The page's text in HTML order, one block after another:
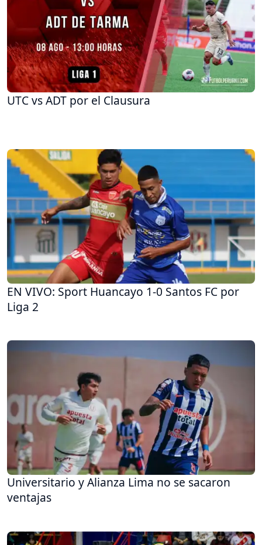
UTC vs ADT por el Clausura
EN VIVO: Sport Huancayo 1-0 Santos FC por
Liga 2
Universitario y Alianza Lima no se sacaron
ventajas